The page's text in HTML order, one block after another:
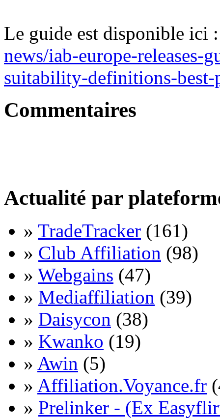
Le guide est disponible ici
news/iab-europe-releases-
suitability-definitions-best-
Commentaires
Actualité par
» TradeTracker (161)
» Club Affiliation (98)
» Webgains (47)
» Mediaffiliation (39)
» Daisycon (38)
» Kwanko (19)
» Awin (5)
» Affiliation.Voyance.fr
» Prelinker - (Ex